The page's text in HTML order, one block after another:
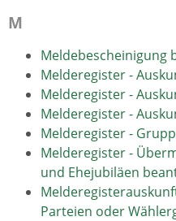
M
Meldebescheinigung
Melderegister -
Melderegister -
Melderegister -
Melderegister -
Melderegister -
und Ehejubiläen
Parteien oder